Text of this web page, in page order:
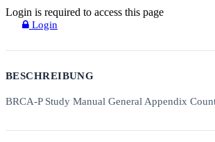
Login is required to access this page
Login
BESCHREIBUNG
BRCA-P Study Manual General Appendix